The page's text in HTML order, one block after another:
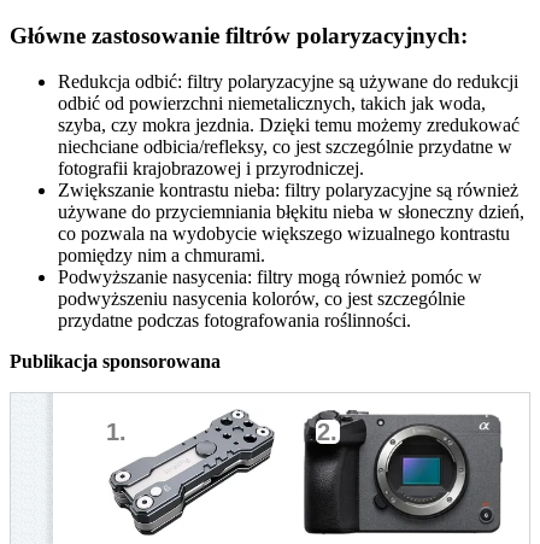
Główne zastosowanie filtrów polaryzacyjnych:
Redukcja odbić: filtry polaryzacyjne są używane do redukcji
odbić od powierzchni niemetalicznych, takich jak woda,
szyba, czy mokra jezdnia. Dzięki temu możemy zredukować
niechciane odbicia/refleksy, co jest szczególnie przydatne w
fotografii krajobrazowej i przyrodniczej.
Zwiększanie kontrastu nieba: filtry polaryzacyjne są również
używane do przyciemniania błękitu nieba w słoneczny dzień,
co pozwala na wydobycie większego wizualnego kontrastu
pomiędzy nim a chmurami.
Podwyższanie nasycenia: filtry mogą również pomóc w
podwyższeniu nasycenia kolorów, co jest szczególnie
przydatne podczas fotografowania roślinności.
Publikacja sponsorowana
1. 2.